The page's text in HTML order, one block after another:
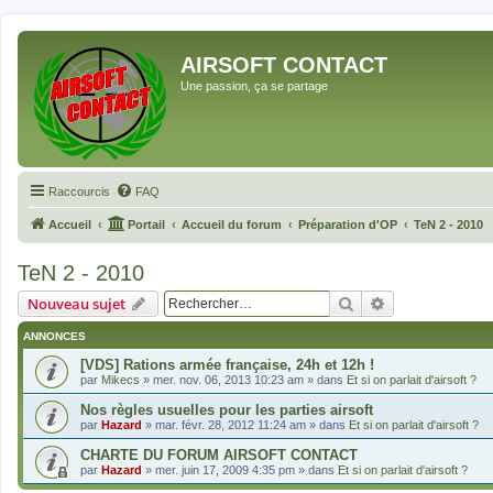
AIRSOFT CONTACT
Une passion, ça se partage
Raccourcis FAQ
Accueil Portail Accueil du forum Préparation d'OP TeN 2 - 2010
TeN 2 - 2010
Nouveau sujet Rechercher
ANNONCES
[VDS] Rations armée française, 24h et 12h !
par Mikecs » mer. nov. 06, 2013 10:23 am » dans Et si on parlait d'airsoft ?
Nos règles usuelles pour les parties airsoft
par Hazard » mar. févr. 28, 2012 11:24 am » dans Et si on parlait d'airsoft ?
CHARTE DU FORUM AIRSOFT CONTACT
par Hazard » mer. juin 17, 2009 4:35 pm » dans Et si on parlait d'airsoft ?